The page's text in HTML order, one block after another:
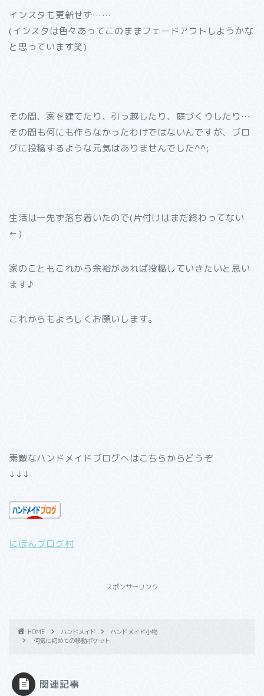
インスタも更新せず……
(インスタは色々あってこのままフェードアウトしようかな
と思っています笑)
その間、家を建てたり、引っ越したり、庭づくりしたり…
その間も何にも作らなかったわけではないんですが、ブロ
グに投稿するような元気はありませんでした^^;
生活は一先ず落ち着いたので(片付けはまだ終わってない
←)
家のこともこれから余裕があれば投稿していきたいと思い
ます♪
これからもよろしくお願いします。
素敵なハンドメイドブログへはこちらからどうぞ
↓↓↓
にほんブログ村
スポンサーリンク
HOME ハンドメイド
ハンドメイド小物
何気に初めての移動ポケット
関連記事